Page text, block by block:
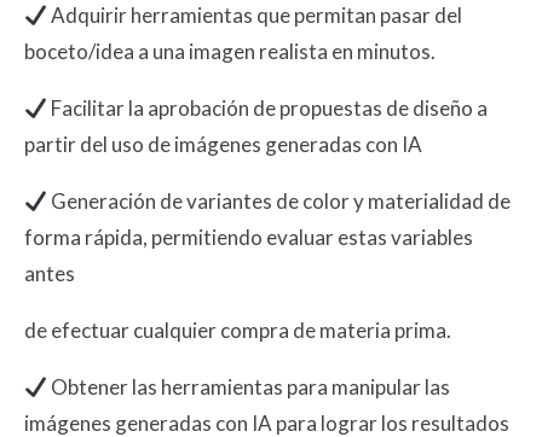
Adquirir herramientas que permitan pasar del
boceto/idea a una imagen realista en minutos.
Facilitar la aprobación de propuestas de diseño a
partir del uso de imágenes generadas con IA
Generación de variantes de color y materialidad de
forma rápida, permitiendo evaluar estas variables
antes
de efectuar cualquier compra de materia prima.
Obtener las herramientas para manipular las
imágenes generadas con IA para lograr los resultados